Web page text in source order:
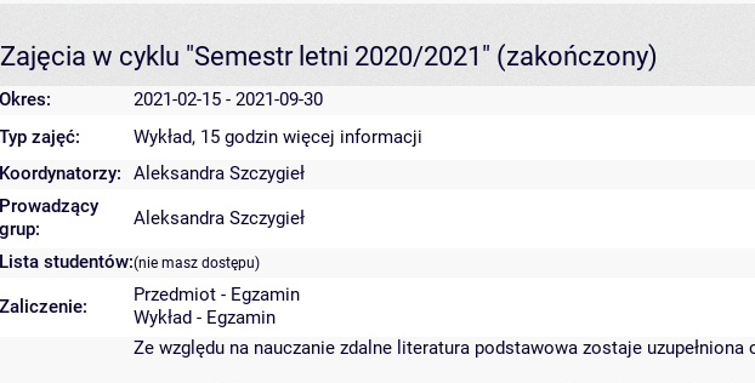
Zajęcia w cyklu "Semestr letni 2020/2021" (zakończony)
Okres: 2021-02-15 - 2021-09-30
Typ zajęć: Wykład, 15 godzin więcej informacji
Koordynatorzy:
Aleksandra Szczygieł
Prowadzący
grup:
Aleksandra Szczygieł
Lista studentów:(nie masz dostępu)
Zaliczenie:
Przedmiot - Egzamin
Wykład - Egzamin
Ze względu na nauczanie zdalne literatura podstawowa zostaje